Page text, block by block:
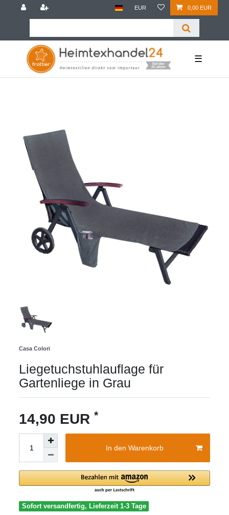
EUR 0,00 EUR
☰
Casa Colori
Liegetuchstuhlauflage für
Gartenliege in Grau
14,90 EUR*
In den Warenkorb
Sofort versandfertig, Lieferzeit 1-3 Tage